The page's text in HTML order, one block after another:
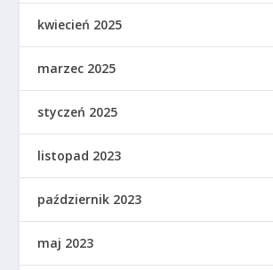
kwiecień 2025
marzec 2025
styczeń 2025
listopad 2023
październik 2023
maj 2023